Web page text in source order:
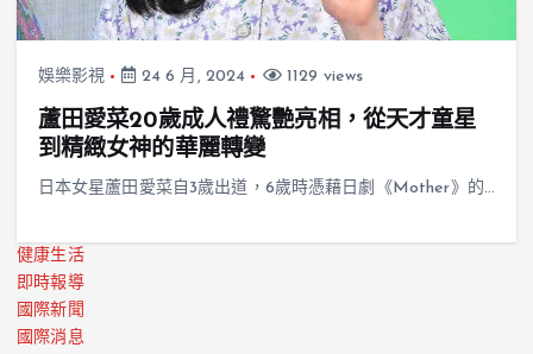
娛樂影視 24 6 月, 2024 1129 views
蘆田愛菜20歲成人禮驚艷亮相，從天才童星
到精緻女神的華麗轉變
日本女星蘆田愛菜自3歲出道，6歲時憑藉日劇《Mother》的…
健康生活
即時報導
國際新聞
國際消息